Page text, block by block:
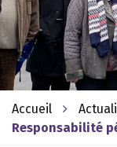
Accueil
Responsabilité